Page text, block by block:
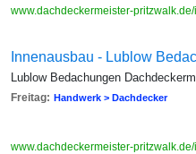
www.dachdeckermeister-
Innenausbau - Lublow
Lublow Bedachungen
Freitag: Handwerk > Dachdecker
www.dachdeckermeister-